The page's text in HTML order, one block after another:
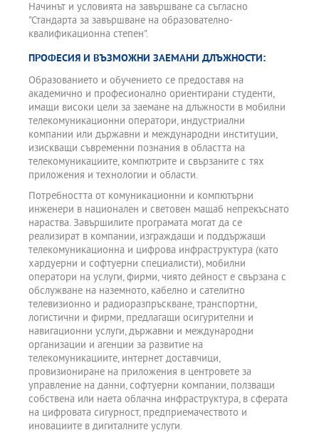
Начинът и условията на завършване са съгласно
"Стандарта за завършване на образователно-
квалификационна степен".
ПРОФЕСИЯ И ВЪЗМОЖНИ ЗАЕМАНИ ДЛЪЖНОСТИ:
Образованието и обучението се предоставя на
академично и професионално ориентирани студенти,
имащи високи цели за заемане на длъжности в мобилни
телекомуникационни оператори, индустриални
компании или държавни и международни институции,
изискващи съвременни познания в областта на
телекомуникациите, компютрите и свързаните с тях
приложения и технологии и области.
Потребността от комуникационни и компютърни
инженери в национален и световен мащаб непрекъснато
нараства. Завършилите програмата могат да се
реализират в компании, изграждащи и поддържащи
телекомуникационна и цифрова инфраструктура (като
хардуерни и софтуерни специалисти), мобилни
оператори на услуги, фирми, чиято дейност е свързана с
обслужване на наземното, кабелно и сателитно
телевизионно и радиоразпръскване, транспортни,
логистични и фирми, предлагащи осигурителни и
навигационни услуги, държавни и международни
организации и агенции за развитие на
телекомуникациите, интернет доставчици,
провизиониране на приложения в центровете за
управление на данни, софтуерни компании, ползващи
собствена или наета облачна инфраструктура, в сферата
на цифровата сигурност, предприемачеството и
иновациите в дигиталните услуги.